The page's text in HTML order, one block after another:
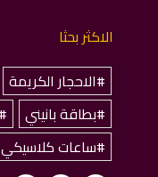
الاكثر بحثا
#الاحجار الكريمة
#بطاقة بانيني
#ساعات كلاسيكي